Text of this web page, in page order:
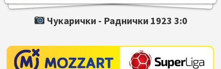
Чукарички - Раднички 1923 3:0